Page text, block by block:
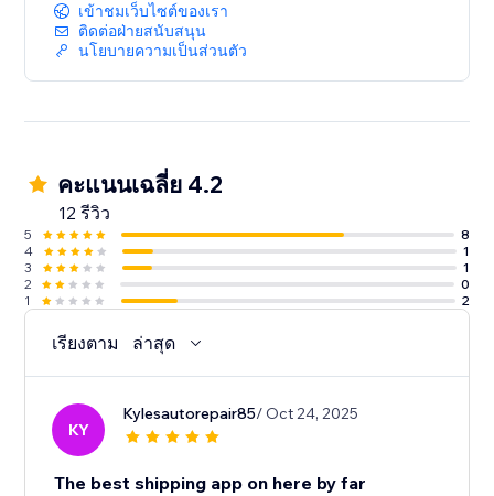
can make for your business.
เข้าชมเว็บไซต์ของเรา
ติดต่อฝ่ายสนับสนุน
นโยบายความเป็นส่วนตัว
คะแนนเฉลี่ย 4.2
12 รีวิว
5
8
4
1
3
1
2
0
1
2
เรียงตาม ล่าสุด
KY
Kylesautorepair85/ Oct 24, 2025
The best shipping app on here by far